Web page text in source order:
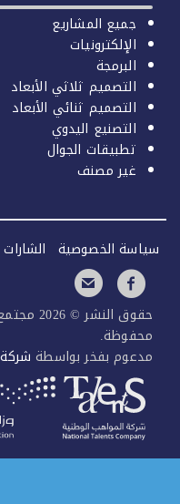
جميع المشاريع
الإلكترونيات
البرمجة
التصميم ثلاثي الأبعاد
التصميم ثنائي الأبعاد
التصنيع اليدوي
تطبيقات الجوال
غير مصنف
الخصوصية الشارات الرتب
حقوق النشر © 2026
بفخر بواسطةشركة